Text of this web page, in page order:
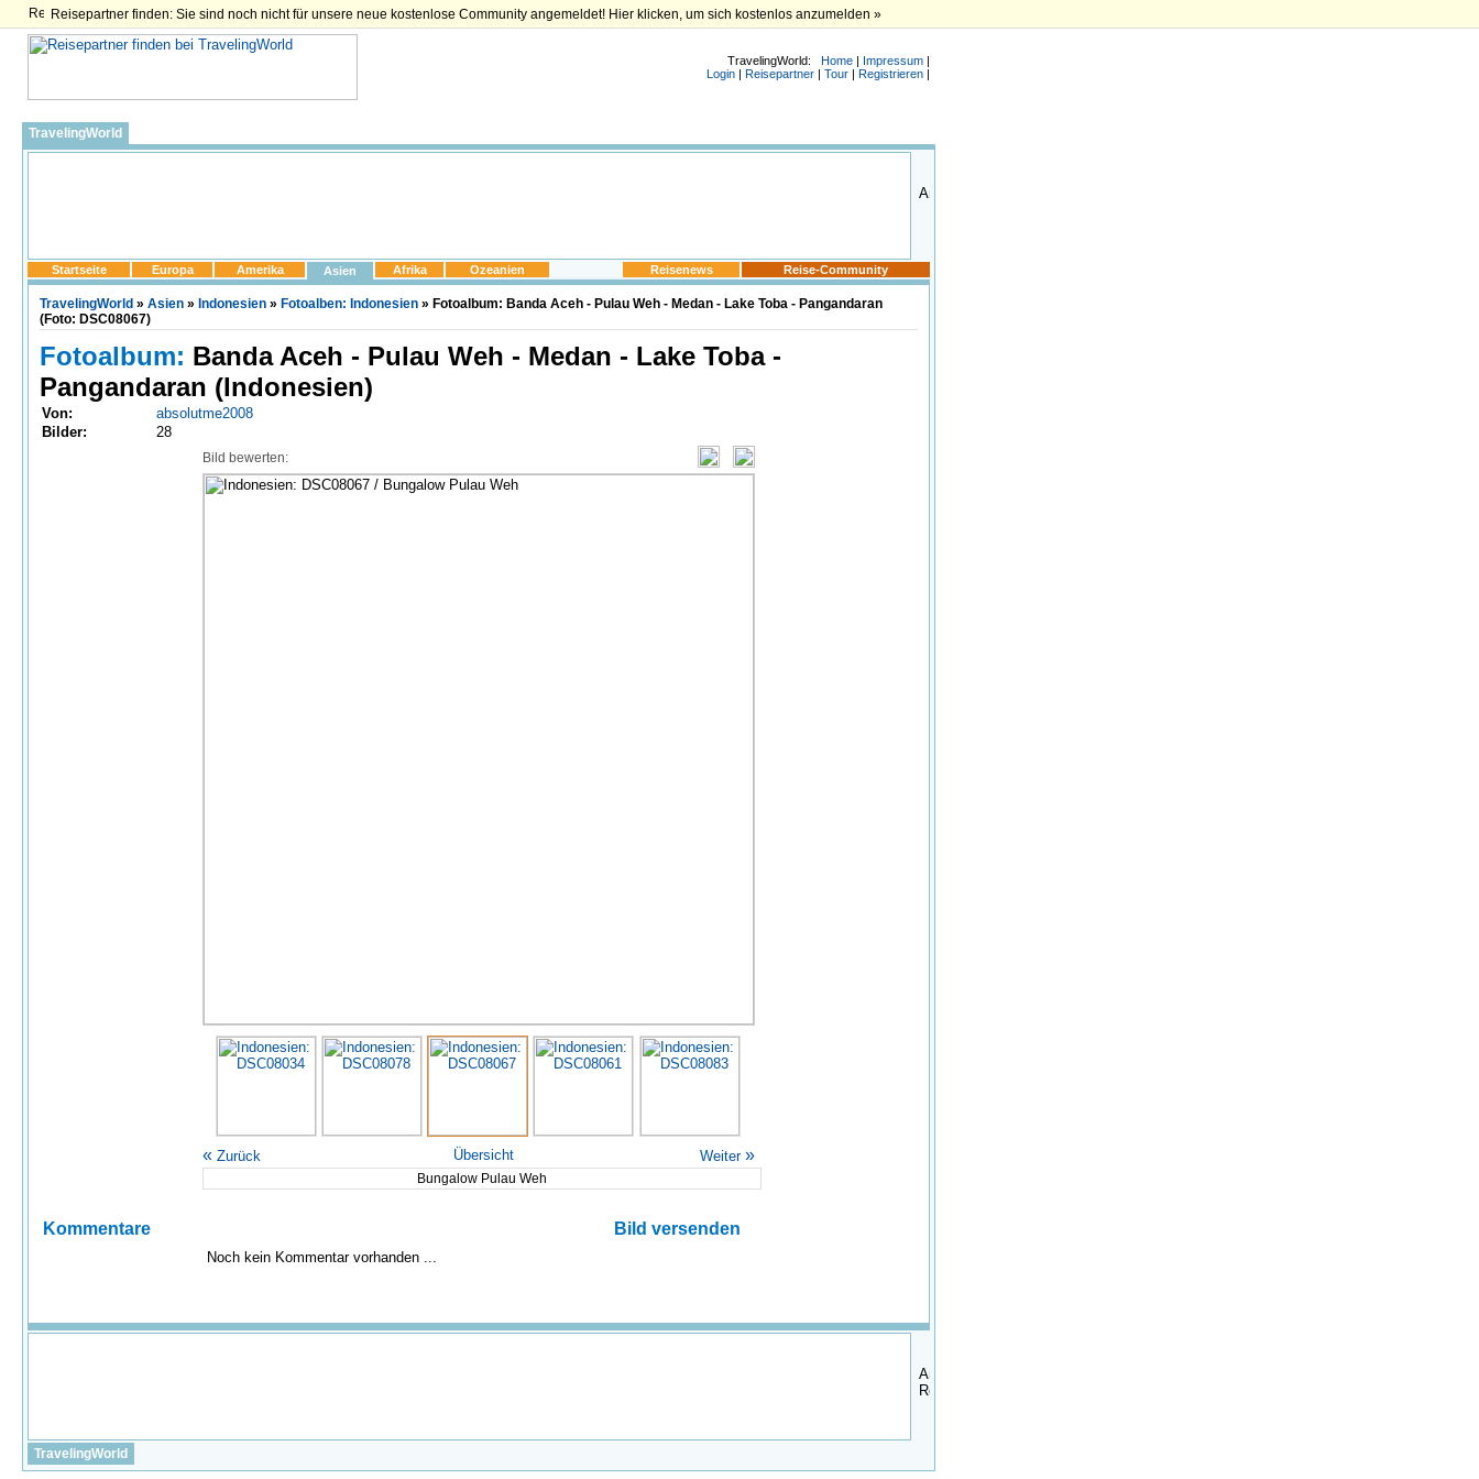
Reisepartner finden: Sie sind noch nicht für unsere neue kostenlose Community angemeldet! Hier klicken, um sich kostenlos anzumelden »
TravelingWorld: Home | Impressum |
Login | Reisepartner | Tour | Registrieren |
TravelingWorld
Startseite Europa Amerika Asien Afrika Ozeanien Reisenews Reise-Community
TravelingWorld » Asien » Indonesien » Fotoalben: Indonesien » Fotoalbum: Banda Aceh - Pulau Weh - Medan - Lake Toba - Pangandaran
(Foto: DSC08067)
Fotoalbum: Banda Aceh - Pulau Weh - Medan - Lake Toba -
Pangandaran (Indonesien)
Von:
absolutme2008
Bilder:
28
Bild bewerten:
« Zurück Übersicht Weiter »
Bungalow Pulau Weh
Kommentare
Noch kein Kommentar vorhanden ...
Bild versenden
TravelingWorld